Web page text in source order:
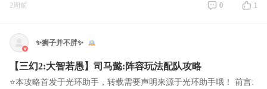
2周前 0 1
✨狮子并不胖✨
【三幻2:大智若愚】司马懿:阵容玩法配队攻略
⭐本攻略首发于光环助手，转载需要声明来源于光环助手哦！ 前言: